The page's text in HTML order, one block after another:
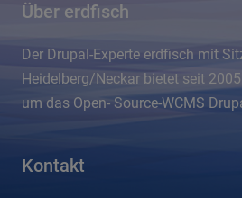
Über erdfisch
Der Drupal-Experte erdfisch mit
Heidelberg/Neckar bietet seit
um das Open- Source-WCMS
Kontakt